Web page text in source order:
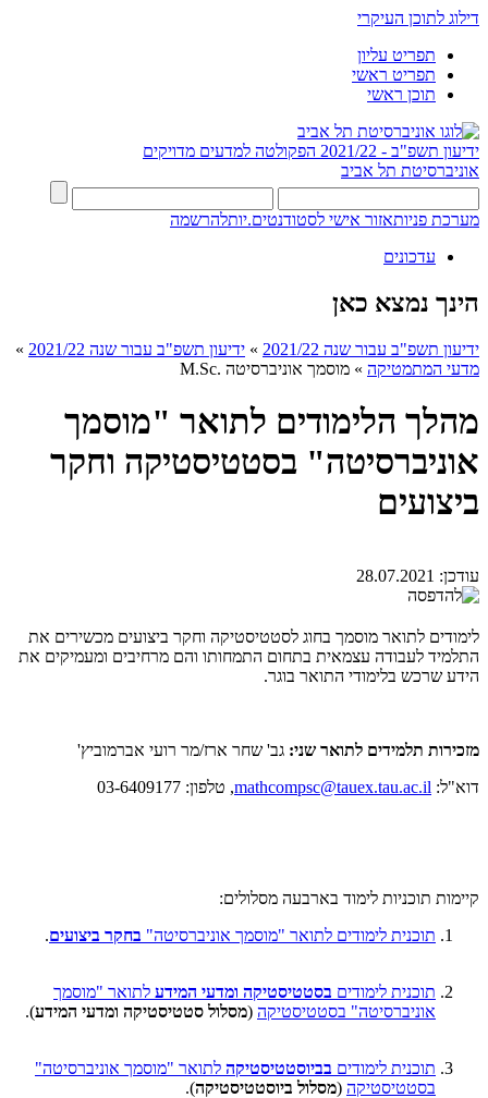
דילוג לתוכן העיקרי
תפריט עליון
תפריט ראשי
תוכן ראשי
ידיעון תשפ"ב - 2021/22
הפקולטה למדעים מדויקים
אוניברסיטת תל אביב
מערכת פניותאזור אישי לסטודנטים.יותלהרשמה
עדכונים
הינך נמצא כאן
ידיעון תשפ"ב עבור שנה 2021/22 » ידיעון תשפ"ב עבור שנה 2021/22
»
מדעי המתמטיקה » מוסמך אוניברסיטה .M.Sc
מהלך הלימודים לתואר "מוסמך
אוניברסיטה" בסטטיסטיקה וחקר
ביצועים
עודכן: 28.07.2021
לימודים לתואר מוסמך בחוג לסטטיסטיקה וחקר ביצועים מכשירים את
התלמיד לעבודה עצמאית בתחום התמחותו והם מרחיבים ומעמיקים את
הידע שרכש בלימודי התואר בוגר.
מזכירות תלמידים לתואר שני: גב' שחר ארז/מר רועי אברמוביץ'
דוא"ל: mathcompsc@tauex.tau.ac.il, טלפון: 03-6409177
קיימות תוכניות לימוד בארבעה מסלולים:
תוכנית לימודים לתואר "מוסמך אוניברסיטה" בחקר ביצועים.
תוכנית לימודים בסטטיסטיקה ומדעי המידע לתואר "מוסמך
אוניברסיטה" בסטטיסטיקה (מסלול סטטיסטיקה ומדעי המידע).
תוכנית לימודים בביוסטטיסטיקה לתואר "מוסמך אוניברסיטה"
בסטטיסטיקה (מסלול ביוסטטיסטיקה).